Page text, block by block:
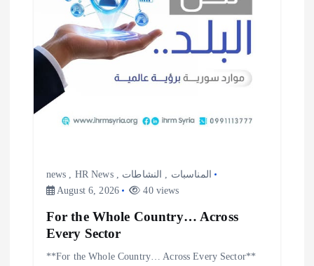
news , HR News, المناسبات ,
النشاطات
August 6, 2026
40 views
For the Whole Country… Across
Every Sector
**For the Whole Country… Across Every Sector**